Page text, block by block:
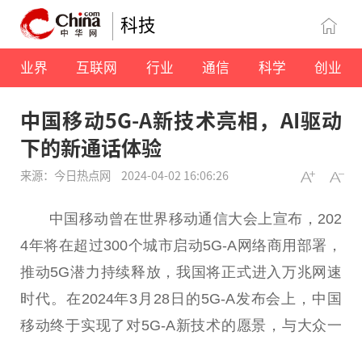
科技
业界 互联网 行业 通信 科学 创业
中国移动5G-A新技术亮相，AI驱动
下的新通话体验
来源：今日热点网 2024-04-02 16:06:26
中国移动曾在世界移动通信大会上宣布，202
4年将在超过300个城市启动5G-A网络商用部署，
推动5G潜力持续释放，我国将正式进入万兆网速
时代。在2024年3月28日的5G-A发布会上，中国
移动终于实现了对5G-A新技术的愿景，与大众一